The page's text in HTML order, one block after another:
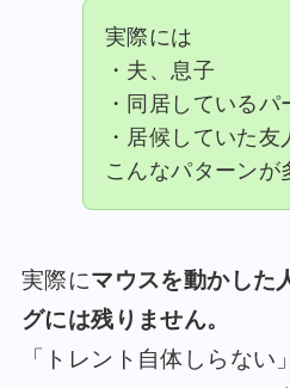
実際には
・夫、息子
・同居しているパ
・居候していた友
こんなパターンが
実際にマウスを動かした
グには残りません。
「トレント自体しらない